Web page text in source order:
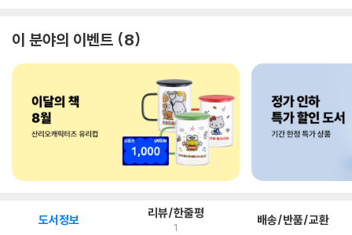
이 분야의 이벤트 8
도서정보 리뷰/한줄평
1 배송/반품/교환